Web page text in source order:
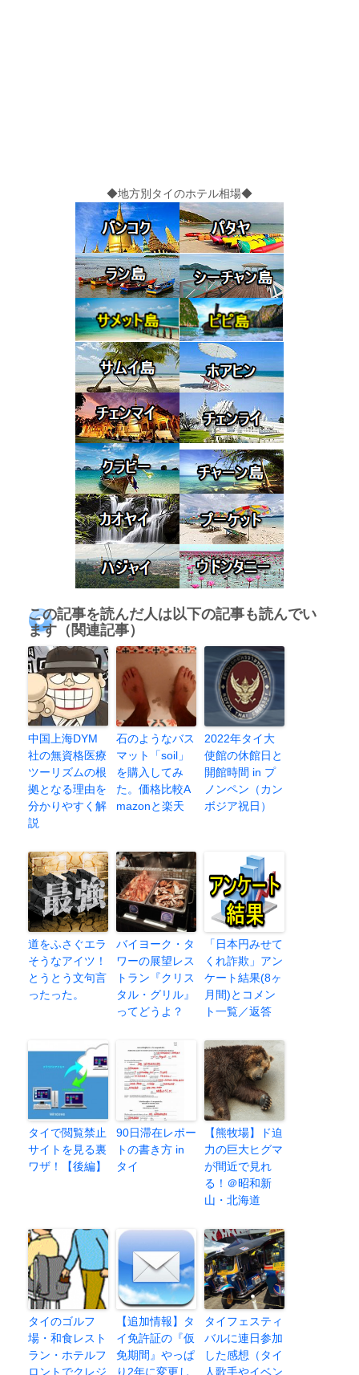
◆地方別タイのホテル相場◆
この記事を読んだ人は以下の記事も読んでい
ます（関連記事）
中国上海DYM
社の無資格医療
ツーリズムの根
拠となる理由を
分かりやすく解
説
石のようなバス
マット「soil」
を購入してみ
た。価格比較A
mazonと楽天
2022年タイ大
使館の休館日と
開館時間 in プ
ノンペン（カン
ボジア祝日）
道をふさぐエラ
そうなアイツ！
とうとう文句言
ったった。
バイヨーク・タ
ワーの展望レス
トラン『クリス
タル・グリル』
ってどうよ？
「日本円みせて
くれ詐欺」アン
ケート結果(8ヶ
月間)とコメン
ト一覧／返答
タイで閲覧禁止
サイトを見る裏
ワザ！【後編】
90日滞在レポー
トの書き方 in
タイ
【熊牧場】ド迫
力の巨大ヒグマ
が間近で見れ
る！＠昭和新
山・北海道
タイのゴルフ
場・和食レスト
ラン・ホテルフ
ロントでクレジ
【追加情報】タ
イ免許証の『仮
免期間』やっぱ
り2年に変更し
タイフェスティ
バルに連日参加
した感想（タイ
人歌手やイベン